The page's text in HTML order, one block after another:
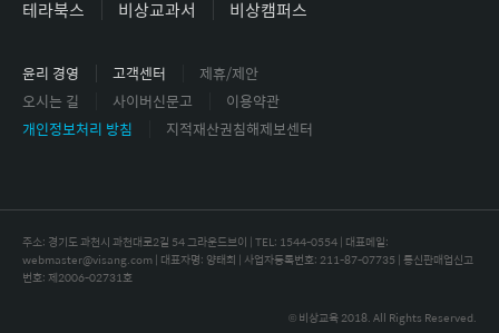
테라북스 비상교과서 비상캠퍼스
윤리 경영 고객센터
제휴/제안
오시는 길
사이버신문고
이용약관
개인정보처리 방침
지적재산권침해제보센터
주소: 경기도 과천시 과천대로2길 54 그라운드브이 | TEL: 1544-0554 | 대표메일:
webmaster@visang.com | 대표자명: 양태회 | 사업자등록번호: 211-87-07735 | 통신판매업신고
번호: 제2006-02731호
© 비상교육 2018. All Rights Reserved.